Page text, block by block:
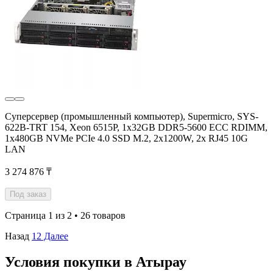
Суперсервер (промышленный компьютер), Supermicro, SYS-
622B-TRT 154, Xeon 6515P, 1x32GB DDR5-5600 ECC RDIMM,
1x480GB NVMe PCIe 4.0 SSD M.2, 2x1200W, 2х RJ45 10G
LAN
3 274 876 ₸
Под заказ
Страница 1 из 2 • 26 товаров
Назад 1 2 Далее
Условия покупки в Атырау